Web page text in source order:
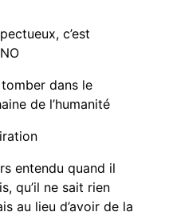
c’est
tomber dans le
de l’humanité
entendu quand il
qu’il ne sait rien
au lieu d’avoir de la